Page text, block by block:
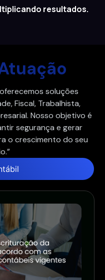
resultados.
soluções
Fiscal, Trabalhista,
Nosso objetivo é
segurança e gerar
o crescimento do seu